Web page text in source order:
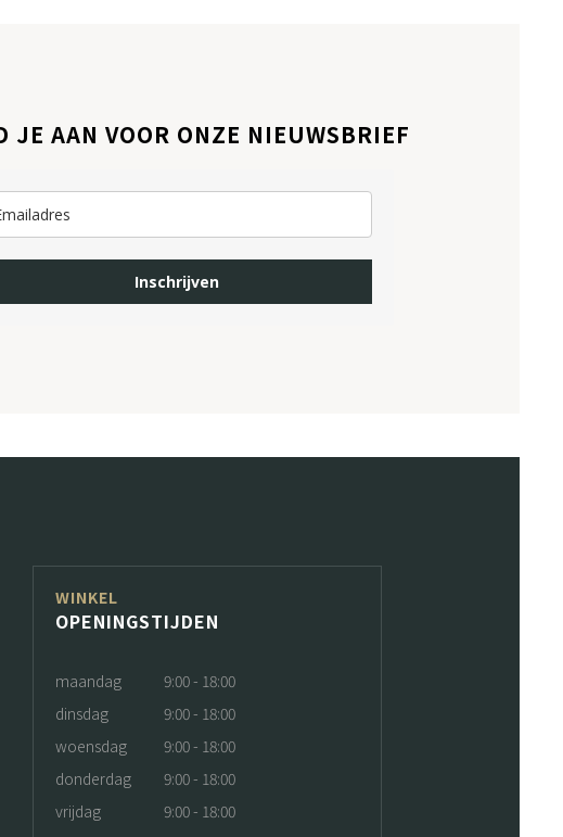
JE AAN VOOR ONZE NIEUWSBRIEF
Inschrijven
WINKEL
OPENINGSTIJDEN
maandag
9:00 - 18:00
dinsdag
9:00 - 18:00
woensdag
9:00 - 18:00
donderdag
9:00 - 18:00
vrijdag
9:00 - 18:00